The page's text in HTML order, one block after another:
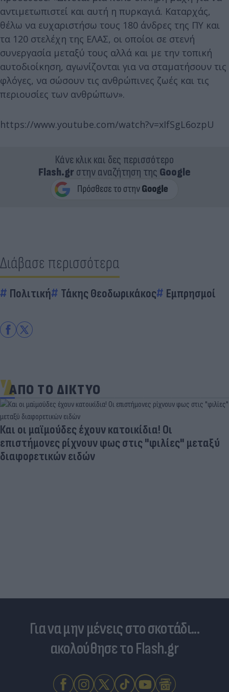
αντιμετωπιστεί και αυτή η πυρκαγιά. Καταρχάς,
θέλω να ευχαριστήσω τους 180 άνδρες της ΠΥ και
τα 120 στελέχη της ΕΛΑΣ, οι οποίοι σε στενή
συνεργασία μεταξύ τους αλλά και με την τοπική
αυτοδιοίκηση, αγωνίζονται για να σταματήσουν τις
φλόγες, να σώσουν τις ανθρώπινες ζωές και τις
περιουσίες των ανθρώπων».
https://www.youtube.com/watch?v=xIfSgL6ozpU
Κάνε κλικ και δες περισσότερο
Flash.grστην αναζήτηση της Google
Διάβασε περισσότερα
Πολιτική Τάκης Θεοδωρικάκος Εμπρησμοί
ΑΠΟ ΤΟ ΔΙΚΤΥΟ
Και οι μαϊμούδες έχουν κατοικίδια! Οι
επιστήμονες ρίχνουν φως στις "φιλίες" μεταξύ
διαφορετικών ειδών
Για να μην μένεις στο σκοτάδι...
ακολούθησε το Flash.gr